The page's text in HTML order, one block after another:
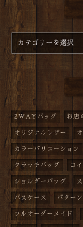
2WAYバッグ お店
オリジナルレザー
カラーバリエーション
クラッチバッグ コ
ショルダーバッグ
パスケース パター
フルオーダーメイド